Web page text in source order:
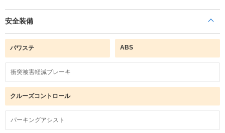
安全装備
パワステ ABS
衝突被害軽減ブレーキ
クルーズコントロール
パーキングアシスト